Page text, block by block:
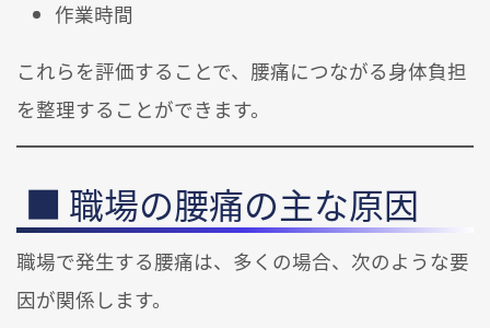
作業時間
これらを評価することで、腰痛につながる身体負担
を整理することができます。
職場の腰痛の主な原因
職場で発生する腰痛は、多くの場合、次のような要
因が関係します。